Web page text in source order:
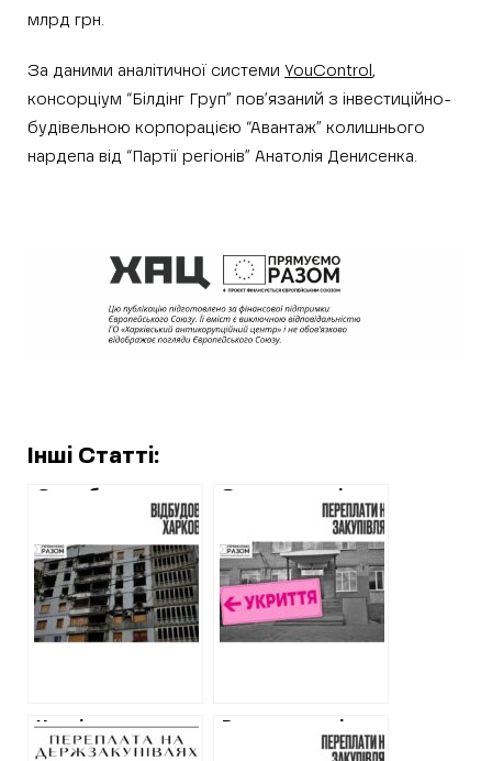
млрд грн.
За даними аналітичної системи YouControl ,
консорціум “Білдінг Груп” пов’язаний з інвестиційно-
будівельною корпорацією “Авантаж” колишнього
нардепа від “Партії регіонів” Анатолія Денисенка.
Інші Статті:
Один будинок на
Салтівці, два
підрядника, різні
кошториси і
мільйонні
переплати
Завищення цін на
асфальті:
будівництво
укриття в ліцеї на
Харківщині
Харківська
поліція охорони
Реконструкція
освітлення на